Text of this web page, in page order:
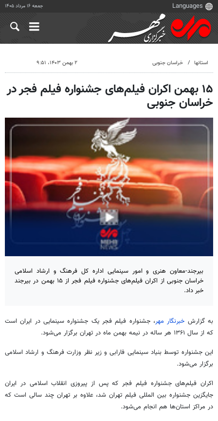
جمعه ۱۶ مرداد ۱۴۰۵
استانها خراسان جنوبی ۲ بهمن ۱۴۰۳، ۹:۵۱
۱۵ بهمن اکران فیلم‌های جشنواره فیلم فجر در
خراسان جنوبی
بیرجند-معاون هنری و امور سینمایی اداره کل فرهنگ و ارشاد اسلامی
خراسان جنوبی از اکران فیلم‌های جشنواره فیلم فجر از ۱۵ بهمن در بیرجند
خبر داد.
به گزارش خبرنگار مهر، جشنواره فیلم فجر یک جشنواره سینمایی در ایران است
که از سال ۱۳۶۱ هر ساله در
نیمه بهمن ماه در تهران برگزار می‌شود.
این جشنواره توسط بنیاد سینمایی فارابی و زیر نظر وزارت فرهنگ و ارشاد اسلامی
برگزار می‌شود.
اکران فیلم‌های جشنواره فیلم فجر که پس از پیروزی انقلاب اسلامی در ایران
جایگزین جشنواره بین المللی فیلم تهران شد، علاوه بر تهران چند سالی است که
در مراکز استان‌ها هم انجام می‌شود.